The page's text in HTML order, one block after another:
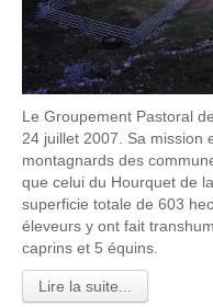
Le Groupement Pastoral
24 juillet 2007. Sa mission
montagnards des
que celui du Hourquet de
superficie totale de 603
éleveurs y ont fait
caprins et 5 équins.
Lire la suite...